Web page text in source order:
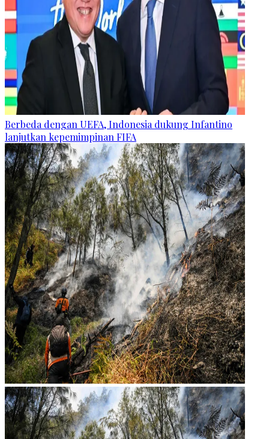
Berbeda dengan UEFA, Indonesia dukung Infantino
lanjutkan kepemimpinan FIFA